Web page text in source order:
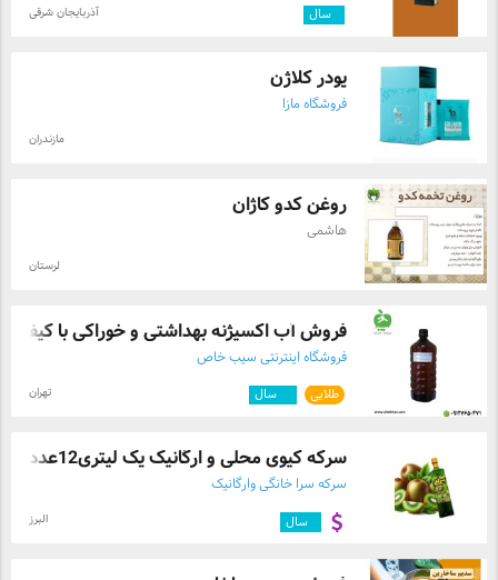
سال آذربایجان شرقی
پودر کلاژن
فروشگاه مازا
مازندران
روغن کدو کاژان
هاشمی
لرستان
فروش آب اکسیژنه بهداشتی و خوراکی با کیفی
فروشگاه اینترنتی سیب خاص
طلایی سال تهران
سرکه کیوی محلی و ارگانیک یک لیتری12عددی ...
سرکه سرا خانگی وارگانیک
سال البرز